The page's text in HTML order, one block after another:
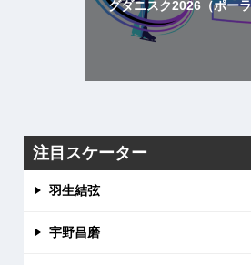
グダニスク2026（ポー
注目スケーター
羽生結弦
宇野昌磨